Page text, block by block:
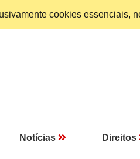
cookies essenciais,
Notícias Direitos